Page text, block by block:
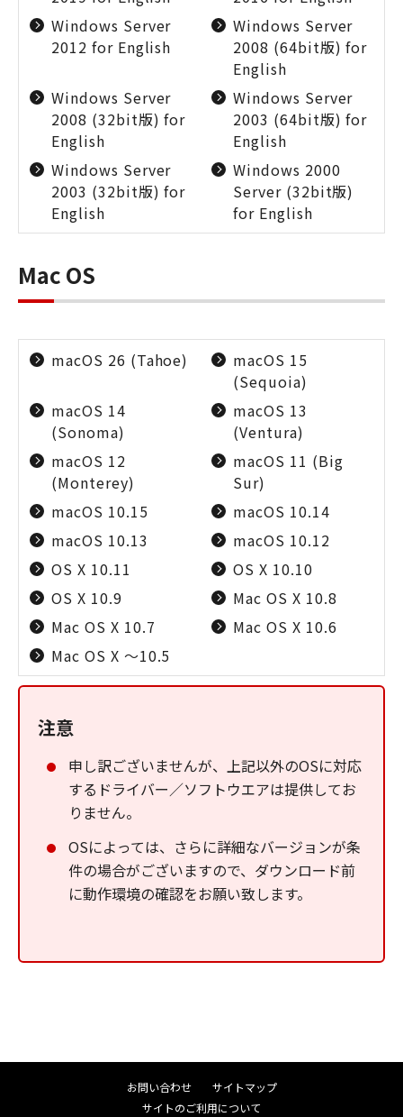
Windows Server
2012 for English
Windows Server
2008 (64bit版) for
English
Windows Server
2008 (32bit版) for
English
Windows Server
2003 (64bit版) for
English
Windows Server
2003 (32bit版) for
English
Windows 2000
Server (32bit版)
for English
Mac OS
macOS 26 (Tahoe)
macOS 15
(Sequoia)
macOS 14
(Sonoma)
macOS 13
(Ventura)
macOS 12
(Monterey)
macOS 11 (Big
Sur)
macOS 10.15
macOS 10.14
macOS 10.13
macOS 10.12
OS X 10.11
OS X 10.10
OS X 10.9
Mac OS X 10.8
Mac OS X 10.7
Mac OS X 10.6
Mac OS X ～10.5
注意
申し訳ございませんが、上記以外のOSに対応
するドライバー／ソフトウエアは提供してお
りません。
OSによっては、さらに詳細なバージョンが条
件の場合がございますので、ダウンロード前
に動作環境の確認をお願い致します。
お問い合わせ
サイトマップ
サイトのご利用について